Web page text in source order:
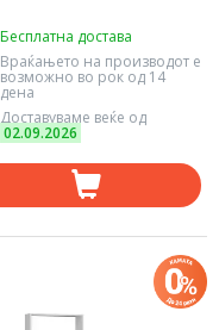
Бесплатна достава
Враќањето на производот е
возможно во рок од 14
дена
Доставуваме веќе од
02.09.2026